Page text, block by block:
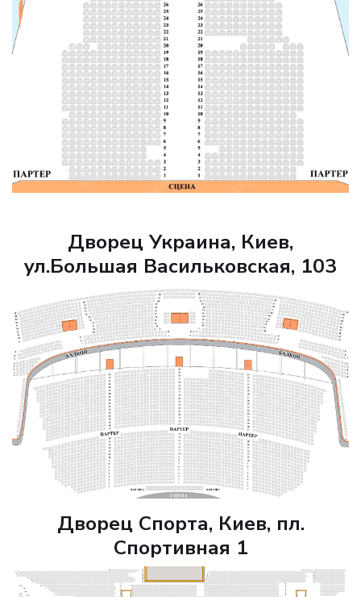
Дворец Украина, Киев,
ул.Большая Васильковская, 103
Дворец Спорта, Киев, пл.
Спортивная 1